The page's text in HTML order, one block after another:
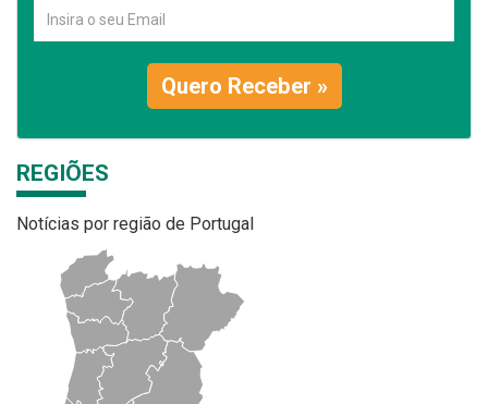
Quero Receber »
REGIÕES
Notícias por região de Portugal